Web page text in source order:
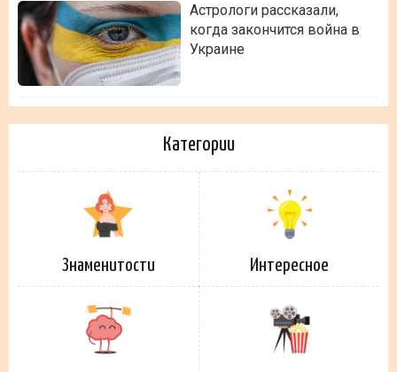
Астрологи рассказали,
когда закончится война в
Украине
Категории
Знаменитости Интересное